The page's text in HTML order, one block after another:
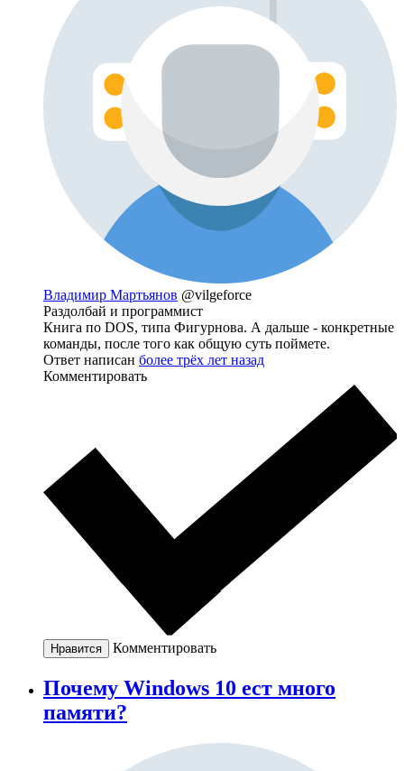
Владимир Мартьянов @vilgeforce
Раздолбай и программист
Книга по DOS, типа Фигурнова. А дальше - конкретные
команды, после того как общую суть поймете.
Ответ написан более трёх лет назад
Комментировать
Нравится Комментировать
Почему Windows 10 ест много
памяти?